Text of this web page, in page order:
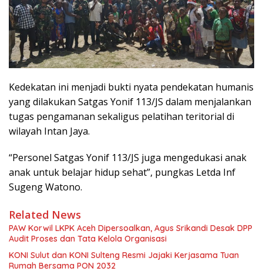
Kedekatan ini menjadi bukti nyata pendekatan humanis
yang dilakukan Satgas Yonif 113/JS dalam menjalankan
tugas pengamanan sekaligus pelatihan teritorial di
wilayah Intan Jaya.
“Personel Satgas Yonif 113/JS juga mengedukasi anak
anak untuk belajar hidup sehat”, pungkas Letda Inf
Sugeng Watono.
Related News
PAW Korwil LKPK Aceh Dipersoalkan, Agus Srikandi Desak DPP
Audit Proses dan Tata Kelola Organisasi
KONI Sulut dan KONI Sulteng Resmi Jajaki Kerjasama Tuan
Rumah Bersama PON 2032